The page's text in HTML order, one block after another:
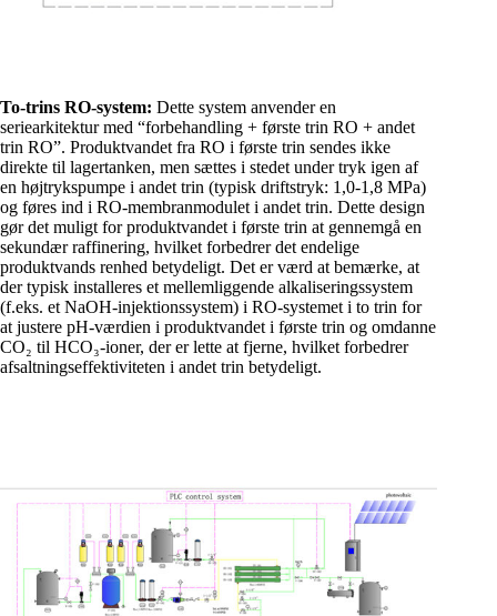
To-trins RO-system: Dette system anvender en
seriearkitektur med “forbehandling + første trin RO + andet
trin RO”. Produktvandet fra RO i første trin sendes ikke
direkte til lagertanken, men sættes i stedet under tryk igen af
en højtrykspumpe i andet trin (typisk driftstryk: 1,0-1,8 MPa)
og føres ind i RO-membranmodulet i andet trin. Dette design
gør det muligt for produktvandet i første trin at gennemgå en
sekundær raffinering, hvilket forbedrer det endelige
produktvands renhed betydeligt. Det er værd at bemærke, at
der typisk installeres et mellemliggende alkaliseringssystem
(f.eks. et NaOH-injektionssystem) i RO-systemet i to trin for
at justere pH-værdien i produktvandet i første trin og omdanne
CO₂ til HCO₃-ioner, der er lette at fjerne, hvilket forbedrer
afsaltningseffektiviteten i andet trin betydeligt.